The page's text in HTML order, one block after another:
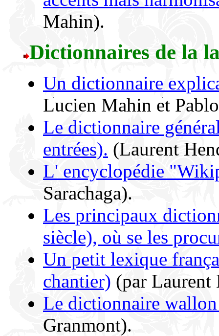
Mahin).
Dictionnaires de la
Un dictionnaire
Lucien Mahin et
Le dictionnaire
entrées). (Laurent
L' encyclopédie
Sarachaga).
Les principaux
siècle), où se les
Un petit lexique
chantier) (par Laurent
Le dictionnaire
Granmont).